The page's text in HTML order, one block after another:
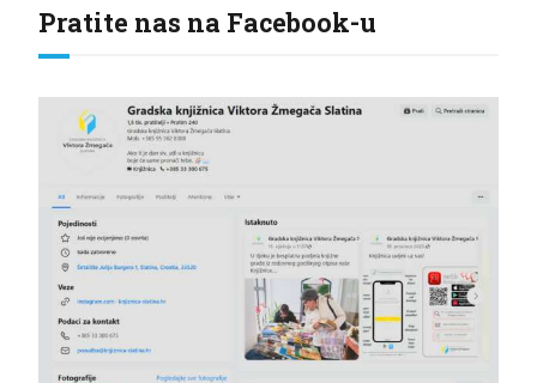
Pratite nas na Facebook-u